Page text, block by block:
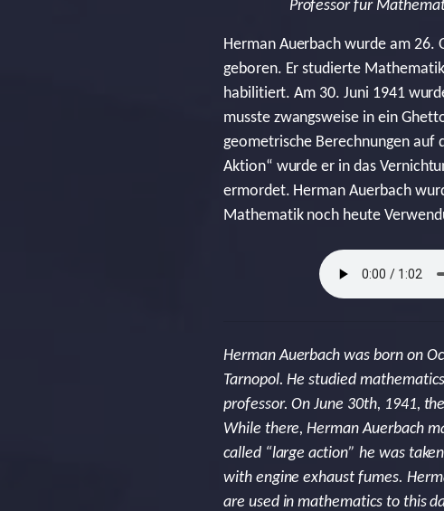
Professor für
Herman Auerbach wurde am 26.
geboren. Er studierte
habilitiert. Am 30. Juni 1941
musste zwangsweise in ein
geometrische Berechnungen auf
Aktion“ wurde er in das
ermordet. Herman Auerbach
Mathematik noch heute
Herman Auerbach was born on
Tarnopol. He studied
professor. On June 30th, 1941,
While there, Herman Auerbach
called “large action” he was
with engine exhaust fumes.
are used in mathematics to this